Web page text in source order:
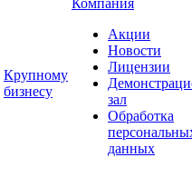
Крупному
бизнесу
Компания
Акции
Новости
Лицензии
зал
Обработка
данных